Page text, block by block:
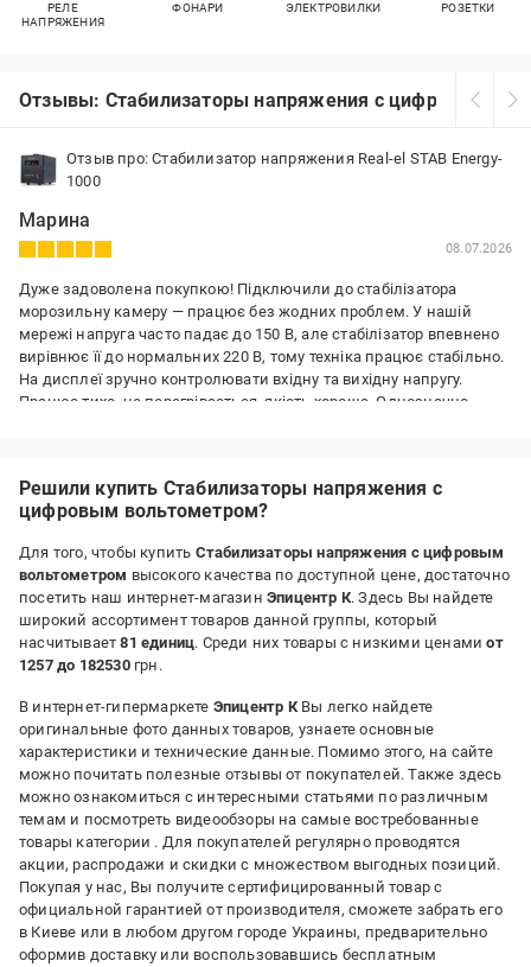
РЕЛЕ
НАПРЯЖЕНИЯ
ФОНАРИ ЭЛЕКТРОВИЛКИ РОЗЕТКИ
Отзывы: Стабилизаторы напряжения с цифровым
Отзыв про: Стабилизатор напряжения Real-el STAB Energy-
1000
Марина
08.07.2026
Дуже задоволена покупкою! Підключили до стабілізатора
морозильну камеру — працює без жодних проблем. У нашій
мережі напруга часто падає до 150 В, але стабілізатор впевнено
вирівнює її до нормальних 220 В, тому техніка працює стабільно.
На дисплеї зручно контролювати вхідну та вихідну напругу.
Працює тихо, не перегрівається, якість хороша. Однозначно
Тихий, зручний у використанні
Не побачила
Решили купить Стабилизаторы напряжения с
цифровым вольтометром?
Для того, чтобы купить Стабилизаторы напряжения с цифровым
вольтометром высокого качества по доступной цене, достаточно
посетить наш интернет-магазин Эпицентр К. Здесь Вы найдете
широкий ассортимент товаров данной группы, который
насчитывает81 единиц. Среди них товары с низкими ценамиот
1257 до 182530грн.
В интернет-гипермаркете Эпицентр КВы легко найдете
оригинальные фото данных товаров, узнаете основные
характеристики и технические данные. Помимо этого, на сайте
можно почитать полезные отзывы от покупателей. Также здесь
можно ознакомиться с интересными статьями по различным
темам и посмотреть видеообзоры на самые востребованные
товары категории . Для покупателей регулярно проводятся
акции, распродажи и скидки с множеством выгодных позиций.
Покупая у нас, Вы получите сертифицированный товар с
официальной гарантией от производителя, сможете забрать его
в Киеве или в любом другом городе Украины, предварительно
оформив доставку или воспользовавшись бесплатным